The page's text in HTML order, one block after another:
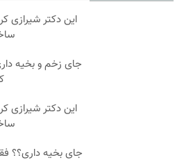
این دکتر شیرازی
این دکتر شیرازی